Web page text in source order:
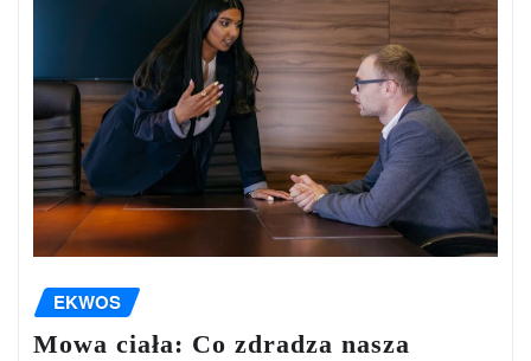
EKWOS
Mowa ciała: Co zdradza nasza